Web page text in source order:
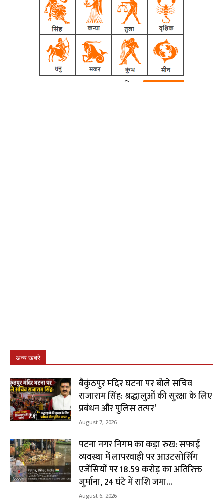
अन्य खबरे
बैकुंठपुर मंदिर घटना पर बोले सचिव
राजाराम सिंह: श्रद्धालुओं की सुरक्षा के लिए
प्रबंधन और पुलिस तत्पर’
August 7, 2026
पटना नगर निगम का कड़ा रुख: सफाई
व्यवस्था में लापरवाही पर आउटसोर्सिंग
एजेंसियों पर ₹18.59 करोड़ का अतिरिक्त
जुर्माना, 24 घंटे में राशि जमा...
August 6, 2026